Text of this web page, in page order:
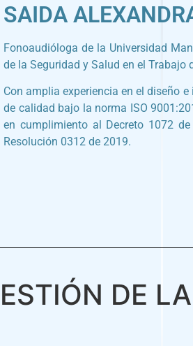
SAIDA
Fonoaudióloga de la Universidad
de la Seguridad y Salud en el Trabajo
Con amplia experiencia en el diseño
de calidad bajo la norma ISO
en cumplimiento al Decreto 1072
Resolución 0312 de 2019.
DE